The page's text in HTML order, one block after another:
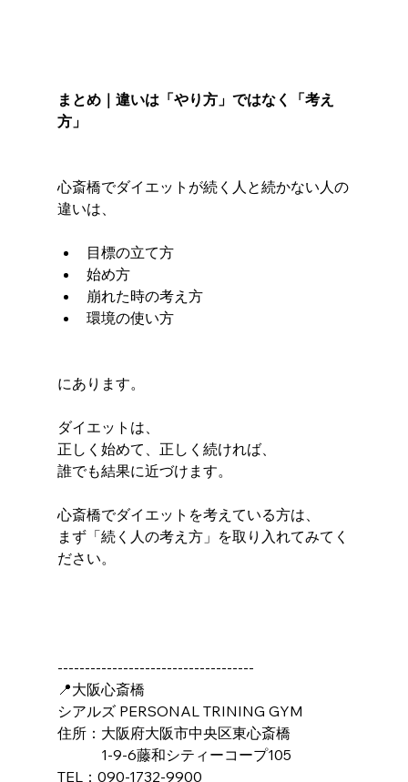
まとめ｜違いは「やり方」ではなく「考え
方」
心斎橋でダイエットが続く人と続かない人の
違いは、
目標の立て方
始め方
崩れた時の考え方
環境の使い方
にあります。
ダイエットは、
正しく始めて、正しく続ければ、
誰でも結果に近づけます。
心斎橋でダイエットを考えている方は、
まず「続く人の考え方」を取り入れてみてく
ださい。
------------------------------------
📍大阪心斎橋
シアルズ PERSONAL TRINING GYM
住所：大阪府大阪市中央区東心斎橋
1-9-6藤和シティーコープ105
TEL：090-1732-9900